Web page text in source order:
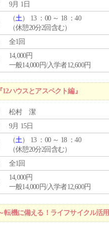
9月 1日
（土） 13 ：00 ～ 18 ：40
（休憩20分2回含む）
全1回
14,000円
一般14,000円/入学者12,600円
ハウスとアスペクト編』
松村 潔
9月 15日
（土） 13 ：00 ～ 18 ：40
（休憩20分2回含む）
全1回
14,000円
一般14,000円/入学者12,600円
転機に備える！ライフサイクル活